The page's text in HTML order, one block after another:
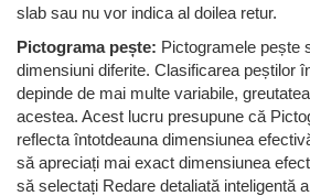
slab sau nu vor indica al doilea retur.
Pictograma pește: Pictogramele pește
dimensiuni diferite. Clasificarea peștilor
depinde de mai multe variabile,
acestea. Acest lucru presupune că
reflecta întotdeauna dimensiunea
să apreciați mai exact dimensiunea
să selectați Redare detaliată inteligentă